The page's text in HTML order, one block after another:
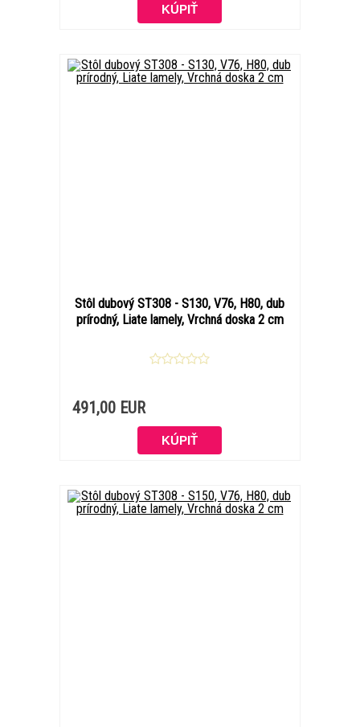
Stôl dubový ST308 - S130, V76, H80, dub
prírodný, Liate lamely, Vrchná doska 2 cm
491,00 EUR